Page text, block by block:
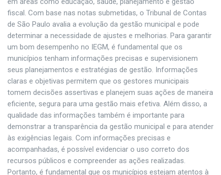
fiscal. Com base nas notas submetidas, o Tribunal de Contas
de São Paulo avalia a evolução da gestão municipal e pode
determinar a necessidade de ajustes e melhorias. Para garantir
um bom desempenho no IEGM, é fundamental que os
municípios tenham informações precisas e supervisionem
seus planejamentos e estratégias de gestão. Informações
claras e objetivas permitem que os gestores municipais
tomem decisões assertivas e planejem suas ações de maneira
eficiente, segura para uma gestão mais efetiva. Além disso, a
qualidade das informações também é importante para
demonstrar a transparência da gestão municipal e para atender
às exigências legais. Com informações precisas e
acompanhadas, é possível evidenciar o uso correto dos
recursos públicos e compreender as ações realizadas.
Portanto, é fundamental que os municípios estejam atentos à